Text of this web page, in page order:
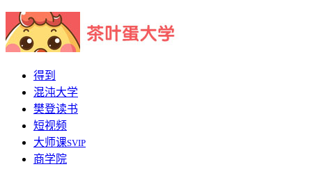
得到
混沌大学
樊登读书
短视频
大师课SVIP
商学院